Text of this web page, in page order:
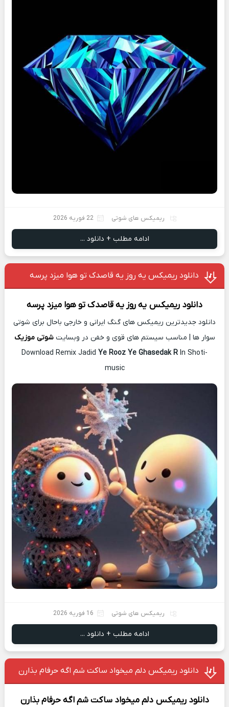
ریمیکس های شوتی 22 فوریه 2026
ادامه مطلب + دانلود ...
دانلود ریمیکس یه روز یه قاصدک تو هوا میزد پرسه
دانلود ریمیکس یه روز یه قاصدک تو هوا میزد پرسه
دانلود جدیدترین ریمیکس های گنگ ایرانی و خارجی باحال برای شوتی
سوار ها | مناسب سیستم های قوی و خفن در وبسایتشوتی موزیک
Download Remix Jadid Ye Rooz Ye Ghasedak R In Shoti-
music
ریمیکس های شوتی 16 فوریه 2026
ادامه مطلب + دانلود ...
دانلود ریمیکس دلم میخواد ساکت شم اگه حرفام بذارن
دانلود ریمیکس دلم میخواد ساکت شم اگه حرفام بذارن